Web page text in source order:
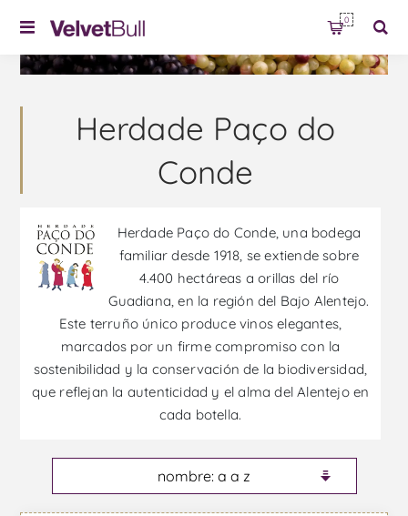
0
Herdade Paço do
Conde
Herdade Paço do Conde, una bodega
familiar desde 1918, se extiende sobre
4.400 hectáreas a orillas del río
Guadiana, en la región del Bajo Alentejo.
Este terruño único produce vinos elegantes,
marcados por un firme compromiso con la
sostenibilidad y la conservación de la biodiversidad,
que reflejan la autenticidad y el alma del Alentejo en
cada botella.